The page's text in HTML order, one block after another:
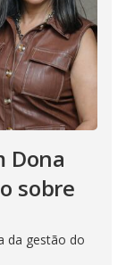
Dona
sobre
da gestão do